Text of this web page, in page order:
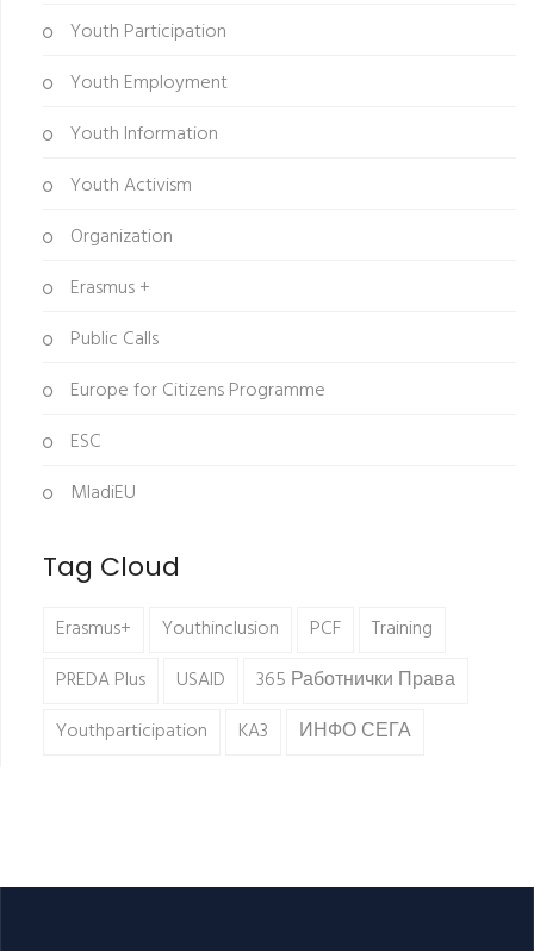
Youth Participation
Youth Employment
Youth Information
Youth Activism
Organization
Erasmus +
Public Calls
Europe for Citizens Programme
ESC
MladiEU
Tag Cloud
Erasmus+ Youthinclusion PCF
Training
PREDA Plus
USAID
365 Работнички Права
Youthparticipation
KA3 ИНФО СЕГА